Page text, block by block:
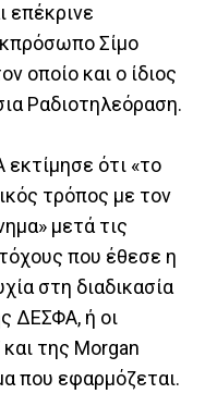
επέκρινε
Σίμο
οποίο και ο ίδιος
Ραδιοτηλεόραση.
ότι «το
τρόπος με τον
μετά τις
που έθεσε η
στη διαδικασία
ΔΕΣΦΑ, ή οι
της Morgan
που εφαρμόζεται.